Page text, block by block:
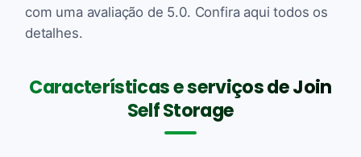
com uma avaliação de 5.0. Confira aqui todos os
detalhes.
Características e serviços de Join
Self Storage